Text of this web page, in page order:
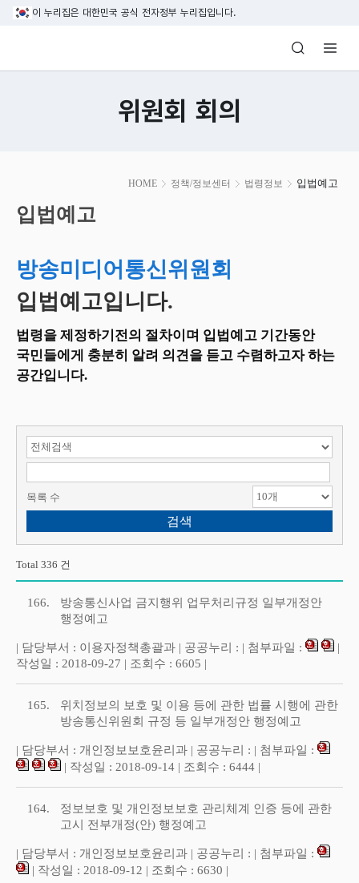
본문 바로가기
이 누리집은 대한민국 공식 전자정부 누리집입니다.
방송미디어통신위원회 Korea Media
위원회 회의
HOME 정책/정보센터 법령정보 입법예고
시
작
입법예고
방송미디어통신위원회
입법예고입니다.
법령을 제정하기전의 절차이며 입법예고 기간동안
국민들에게 충분히 알려 의견을 듣고 수렴하고자 하는
공간입니다.
검색 항목 선택
목록 수
Total 336 건
166.
방송통신사업 금지행위 업무처리규정 일부개정안
행정예고
| 담당부서 : 이용자정책총괄과 | 공공누리 : | 첨부파일 :
|
작성일 : 2018-09-27 | 조회수 : 6605 |
165.
위치정보의 보호 및 이용 등에 관한 법률 시행에 관한
방송통신위원회 규정 등 일부개정안 행정예고
| 담당부서 : 개인정보보호윤리과 | 공공누리 : | 첨부파일 :
| 작성일 : 2018-09-14 | 조회수 : 6444 |
164.
정보보호 및 개인정보보호 관리체계 인증 등에 관한
고시 전부개정(안) 행정예고
| 담당부서 : 개인정보보호윤리과 | 공공누리 : | 첨부파일 :
| 작성일 : 2018-09-12 | 조회수 : 6630 |